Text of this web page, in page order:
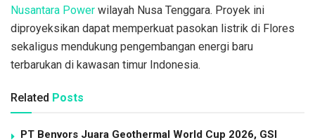
Nusantara Power wilayah Nusa Tenggara. Proyek ini
diproyeksikan dapat memperkuat pasokan listrik di Flores
sekaligus mendukung pengembangan energi baru
terbarukan di kawasan timur Indonesia.
Related Posts
PT Benvors Juara Geothermal World Cup 2026, GSI